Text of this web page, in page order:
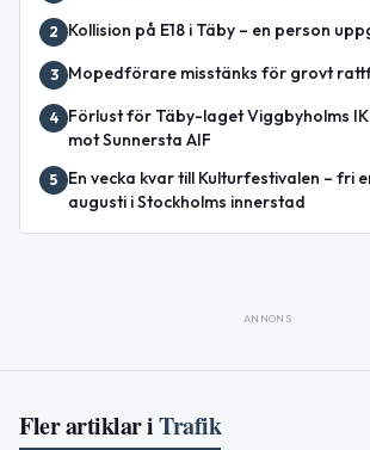
2 Kollision på E18 i Täby – en person
3 Mopedförare misstänks för grovt
4
Förlust för Täby-laget Viggbyholms
mot Sunnersta AIF
5
En vecka kvar till Kulturfestivalen – fri
augusti i Stockholms innerstad
ANNONS
Fler artiklar iTrafik